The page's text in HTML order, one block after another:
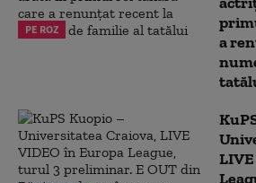
PE ROZ
a